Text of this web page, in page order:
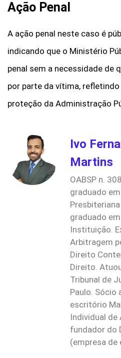
Ação Penal
A ação penal neste caso é
indicando que o Ministério
penal sem a necessidade de
por parte da vítima,
proteção da Administração
Ivo
Martins
OABSP n.
graduado
graduado
Instituição.
Arbitragem
Direito
Direito.
Tribunal de
Paulo. Sócio
escritório
Individual de
fundador do
(empresa de